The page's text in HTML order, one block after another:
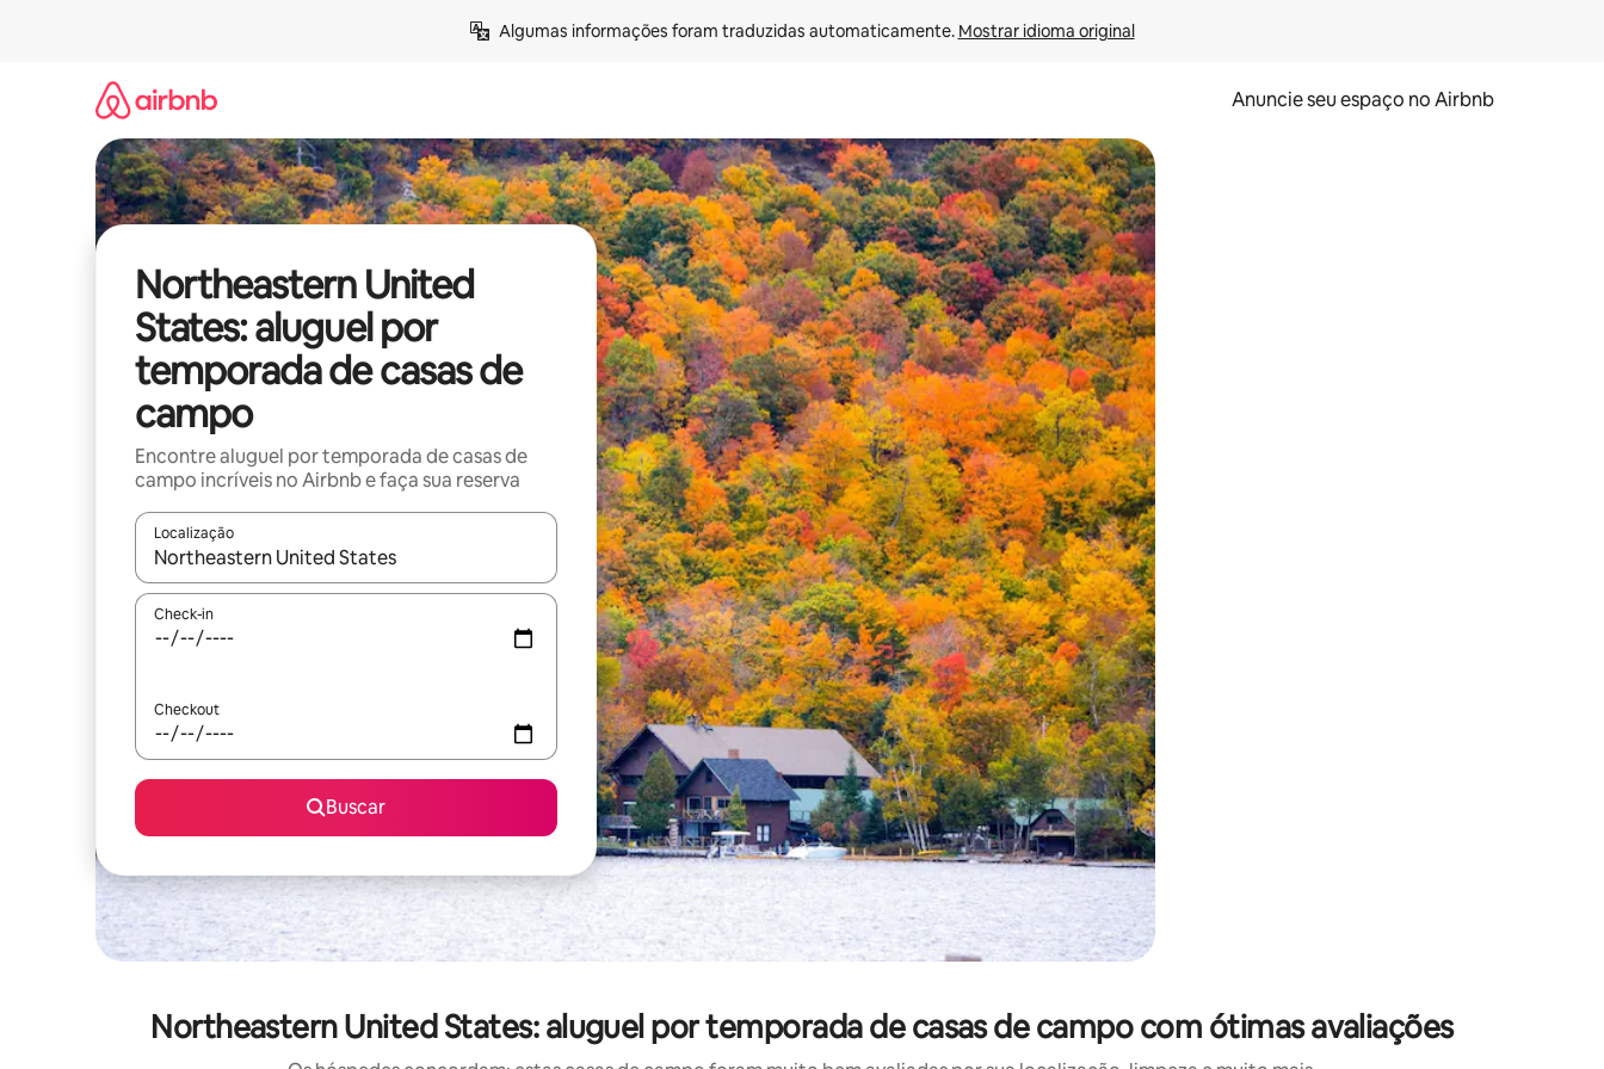
Algumas informações foram traduzidas automaticamente. Mostrar idioma original
Anuncie seu espaço no Airbnb
Northeastern United
States: aluguel por
temporada de casas de
campo
Encontre aluguel por temporada de casas de
campo incríveis no Airbnb e faça sua reserva
Localização
Quando os resultados estiverem disponíveis, explore-os usando as seta para cima e para baixo do teclado ou tocando e deslizando o dedo na tela.
Check-in
Checkout
Buscar
Northeastern United States: aluguel por temporada de casas de campo com ótimas avaliações